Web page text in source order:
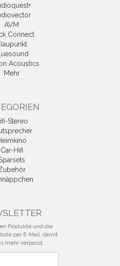
AVM
Connect
Acoustics
Mehr
Stereo
Car-Hifi
Produkte und die
per E-Mail, damit
mehr verpasst.